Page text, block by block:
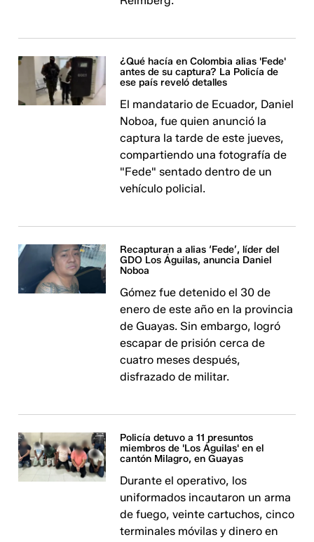
¿Qué hacía en Colombia alias 'Fede'
antes de su captura? La Policía de
ese país reveló detalles
El mandatario de Ecuador, Daniel
Noboa, fue quien anunció la
captura la tarde de este jueves,
compartiendo una fotografía de
"Fede" sentado dentro de un
vehículo policial.
Recapturan a alias ‘Fede’, líder del
GDO Los Águilas, anuncia Daniel
Noboa
Gómez fue detenido el 30 de
enero de este año en la provincia
de Guayas. Sin embargo, logró
escapar de prisión cerca de
cuatro meses después,
disfrazado de militar.
Policía detuvo a 11 presuntos
miembros de 'Los Águilas' en el
cantón Milagro, en Guayas
Durante el operativo, los
uniformados incautaron un arma
de fuego, veinte cartuchos, cinco
terminales móvilas y dinero en